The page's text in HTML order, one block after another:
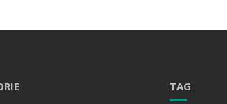
TAG